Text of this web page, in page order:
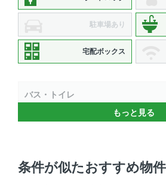
駐車場あり
宅配ボックス
バス・トイレ
バストイレ別 、 浴室乾燥機 、 追焚
もっと見る
条件が似たおすすめ物件